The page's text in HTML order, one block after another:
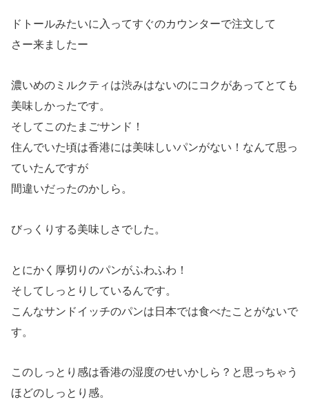
ドトールみたいに入ってすぐのカウンターで注文して
さー来ましたー
濃いめのミルクティは渋みはないのにコクがあってとても
美味しかったです。
そしてこのたまごサンド！
住んでいた頃は香港には美味しいパンがない！なんて思っ
ていたんですが
間違いだったのかしら。
びっくりする美味しさでした。
とにかく厚切りのパンがふわふわ！
そしてしっとりしているんです。
こんなサンドイッチのパンは日本では食べたことがないで
す。
このしっとり感は香港の湿度のせいかしら？と思っちゃう
ほどのしっとり感。